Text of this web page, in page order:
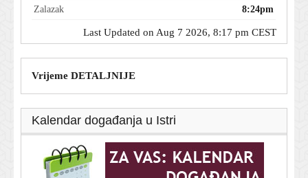
Zalazak
8:24pm
Last Updated on Aug 7 2026, 8:17 pm CEST
Vrijeme DETALJNIJE
Kalendar događanja u Istri